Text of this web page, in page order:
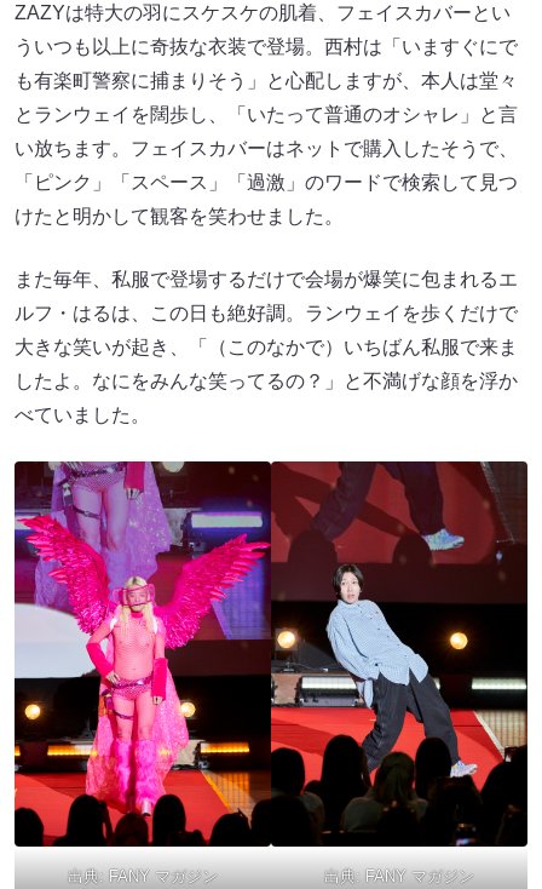
ZAZYは特大の羽にスケスケの肌着、フェイスカバーとい
ういつも以上に奇抜な衣装で登場。西村は「いますぐにで
も有楽町警察に捕まりそう」と心配しますが、本人は堂々
とランウェイを闊歩し、「いたって普通のオシャレ」と言
い放ちます。フェイスカバーはネットで購入したそうで、
「ピンク」「スペース」「過激」のワードで検索して見つ
けたと明かして観客を笑わせました。
また毎年、私服で登場するだけで会場が爆笑に包まれるエ
ルフ・はるは、この日も絶好調。ランウェイを歩くだけで
大きな笑いが起き、「（このなかで）いちばん私服で来ま
したよ。なにをみんな笑ってるの？」と不満げな顔を浮か
べていました。
出典: FANY マガジン 出典: FANY マガジン